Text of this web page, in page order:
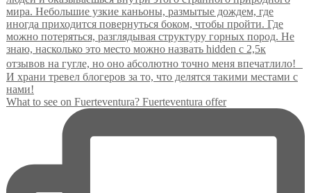
What to see on Fuerteventura? Fuerteventura offer